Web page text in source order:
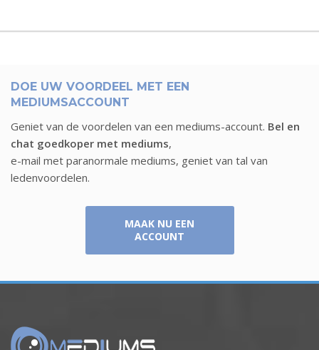
DOE UW VOORDEEL MET EEN
MEDIUMSACCOUNT
Geniet van de voordelen van een mediums-account. Bel en
chat goedkoper met mediums,
e-mail met paranormale mediums, geniet van tal van
ledenvoordelen.
MAAK NU EEN
ACCOUNT